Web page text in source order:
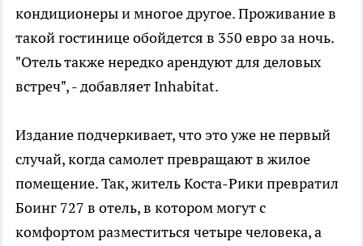
кондиционеры и многое другое. Проживание в
такой гостинице обойдется в 350 евро за ночь.
"Отель также нередко арендуют для деловых
встреч", - добавляет Inhabitat.
Издание подчеркивает, что это уже не первый
случай, когда самолет превращают в жилое
помещение. Так, житель Коста-Рики превратил
Боинг 727 в отель, в котором могут с
комфортом разместиться четыре человека, а